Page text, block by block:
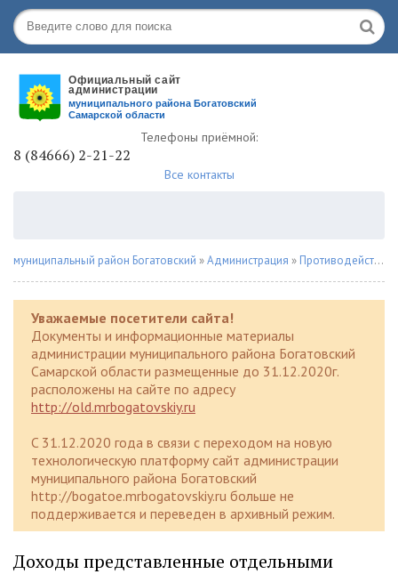
Телефоны приёмной:
8 (84666) 2-21-22
Все контакты
муниципальный район Богатовский »Администрация » Противодействие коррупции
Уважаемые посетители сайта!
Документы и информационные материалы
администрации муниципального района Богатовский
Самарской области размещенные до 31.12.2020г.
расположены на сайте по адресу
http://old.mrbogatovskiy.ru
C 31.12.2020 года в связи с переходом на новую
технологическую платформу сайт администрации
муниципального района Богатовский
http://bogatoe.mrbogatovskiy.ru больше не
поддерживается и переведен в архивный режим.
Доходы представленные отдельными